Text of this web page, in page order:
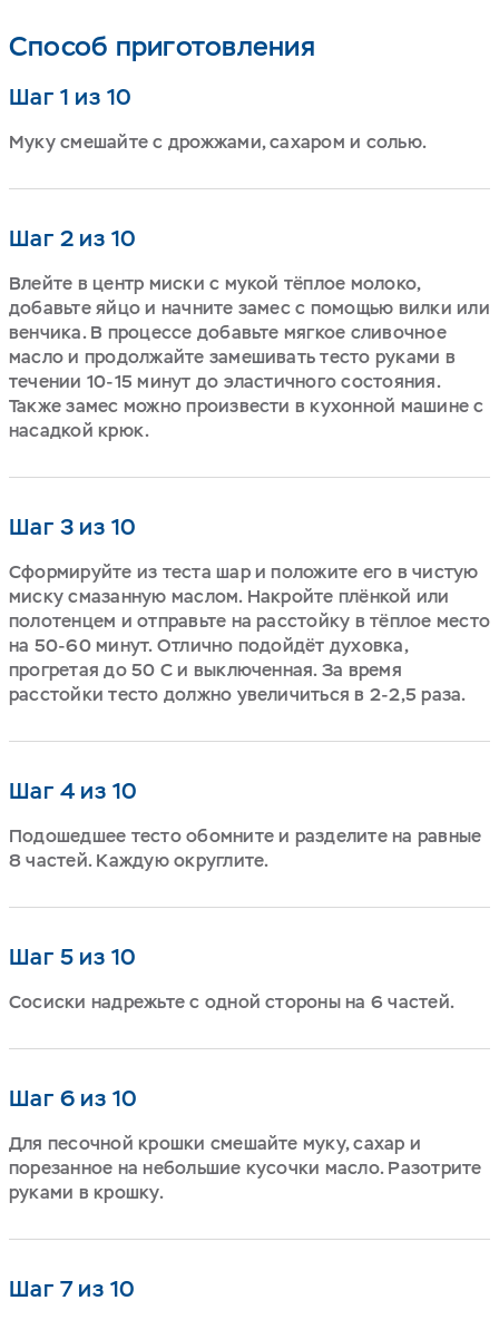
Способ приготовления
Шаг 1 из 10
Муку смешайте с дрожжами, сахаром и солью.
Шаг 2 из 10
Влейте в центр миски с мукой тёплое молоко,
добавьте яйцо и начните замес с помощью вилки или
венчика. В процессе добавьте мягкое сливочное
масло и продолжайте замешивать тесто руками в
течении 10-15 минут до эластичного состояния.
Также замес можно произвести в кухонной машине с
насадкой крюк.
Шаг 3 из 10
Сформируйте из теста шар и положите его в чистую
миску смазанную маслом. Накройте плёнкой или
полотенцем и отправьте на расстойку в тёплое место
на 50-60 минут. Отлично подойдёт духовка,
прогретая до 50 С и выключенная. За время
расстойки тесто должно увеличиться в 2-2,5 раза.
Шаг 4 из 10
Подошедшее тесто обомните и разделите на равные
8 частей. Каждую округлите.
Шаг 5 из 10
Сосиски надрежьте с одной стороны на 6 частей.
Шаг 6 из 10
Для песочной крошки смешайте муку, сахар и
порезанное на небольшие кусочки масло. Разотрите
руками в крошку.
Шаг 7 из 10